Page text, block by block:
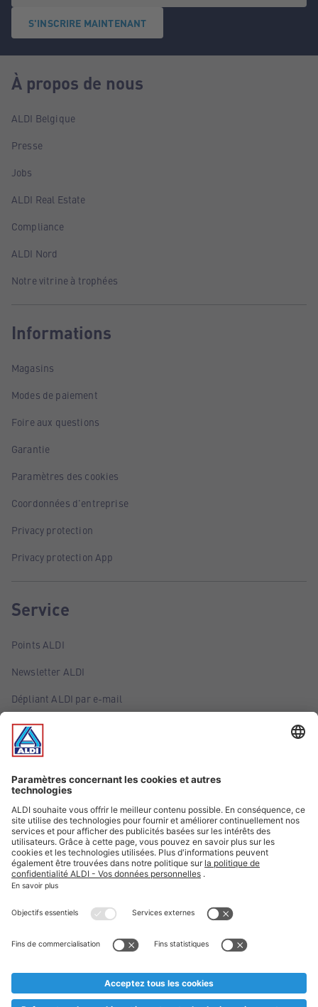
S'INSCRIRE MAINTENANT
À propos de nous
ALDI Belgique
Presse
Jobs
ALDI Real Estate
Compliance
ALDI Nord
Notre vitrine à trophées
Informations
Magasins
Modes de paiement
Foire aux questions
Garantie
Paramètres des cookies
Coordonnées d'entreprise
Privacy protection
Privacy protection App
Service
Points ALDI
Newsletter ALDI
Dépliant ALDI par e-mail
Offres
Infos essentielles
Suivez ALDI Belgique
Textes marqués d'un astérisque et mentions légales
* Nous vendons ces articles temporairement et jusqu'à
au cas où, malgré le planning bien étudié, nous serions
prématurément en rupture de stock. Prix Recupel et TVA incl.
** Sur ce site, l’utilisation de la forme masculine a été adoptée